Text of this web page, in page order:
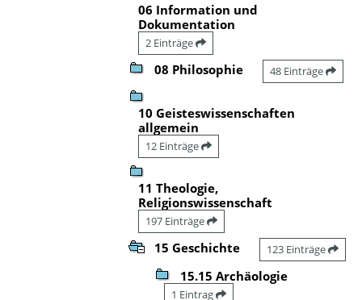
06 Information und
Dokumentation
2 Einträge
08 Philosophie 48 Einträge
10 Geisteswissenschaften
allgemein
12 Einträge
11 Theologie,
Religionswissenschaft
197 Einträge
15 Geschichte 123 Einträge
15.15 Archäologie
1 Eintrag